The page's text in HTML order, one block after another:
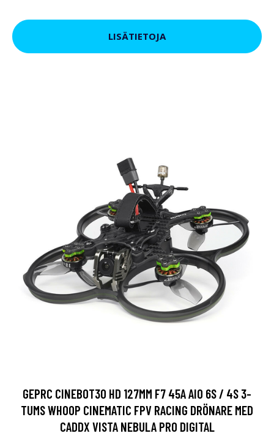
LISÄTIETOJA
GEPRC CINEBOT30 HD 127MM F7 45A AIO 6S / 4S 3-
TUMS WHOOP CINEMATIC FPV RACING DRÖNARE MED
CADDX VISTA NEBULA PRO DIGITAL